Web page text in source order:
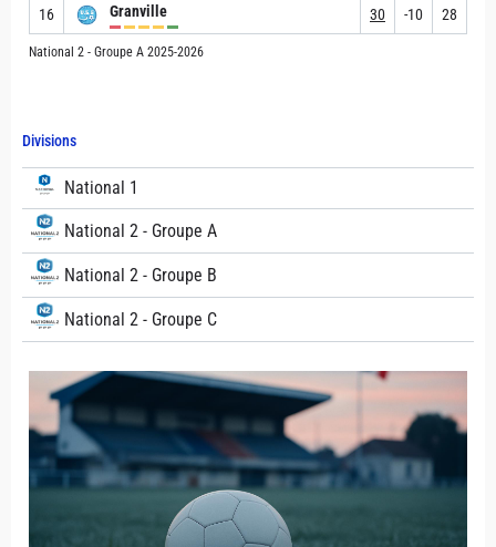
Divisions
National 1
National 2 - Groupe A
National 2 - Groupe B
National 2 - Groupe C
16 Granville 30 -10 28
National 2 - Groupe A 2025-2026